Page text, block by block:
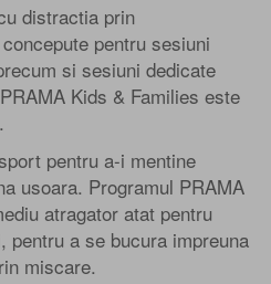
distractia prin
pentru sesiuni
si sesiuni dedicate
Kids & Families este
pentru a-i mentine
usoara. Programul PRAMA
atragator atat pentru
a se bucura impreuna
miscare.